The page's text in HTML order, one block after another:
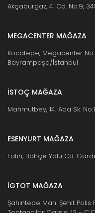
Akçaburgaz, 4. Cd. No:9,
MEGACENTER MAĞAZA
Kocatepe, Megacenter
Bayrampaşa/İstanbul
İSTOÇ MAĞAZA
Mahmutbey, 14. Ada Sk.
ESENYURT MAĞAZA
Fatih, Bahçe Yolu Cd.
İGTOT MAĞAZA
Şahintepe Mah. Şehit Polis